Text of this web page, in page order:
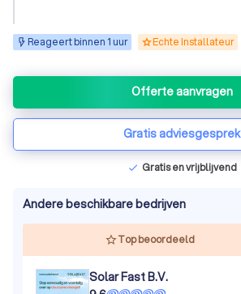
Reageert binnen 1 uur Echte Installateur
Offerte aanvragen
Gratis adviesgesprek
check Gratis en vrijblijvend
Andere beschikbare bedrijven
Top beoordeeld
Solar Fast B.V.